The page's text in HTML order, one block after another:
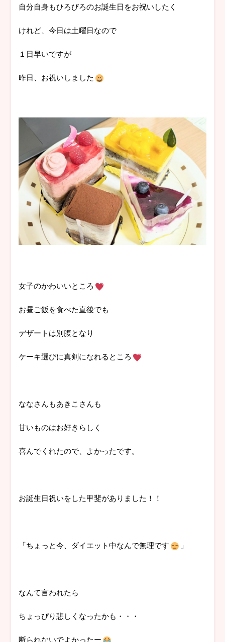
自分自身もひろびろのお誕生日をお祝いしたく
けれど、今日は土曜日なので
１日早いですが
昨日、お祝いしました
女子のかわいいところ
お昼ご飯を食べた直後でも
デザートは別腹となり
ケーキ選びに真剣になれるところ
ななさんもあきこさんも
甘いものはお好きらしく
喜んでくれたので、よかったです。
お誕生日祝いをした甲斐がありました！！
「ちょっと今、ダイエット中なんで無理です 」
なんて言われたら
ちょっぴり悲しくなったかも・・・
断られないでよかったー